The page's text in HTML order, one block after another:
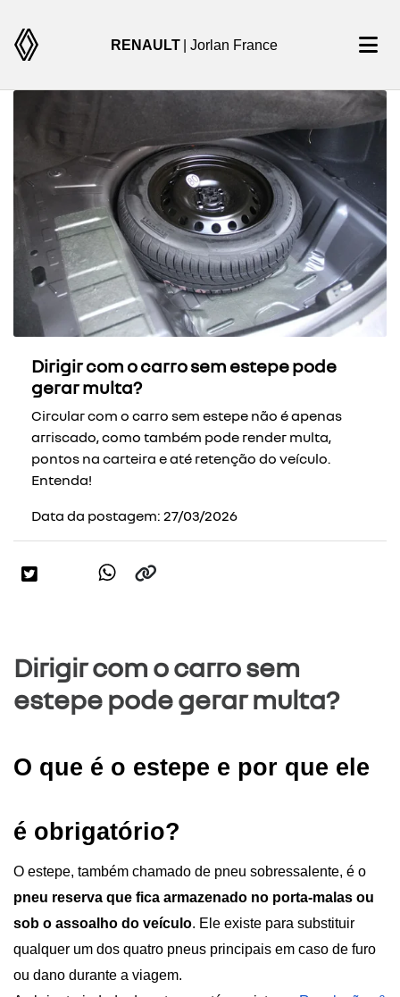
RENAULT | Jorlan France
Dirigir com o carro sem estepe pode
gerar multa?
Circular com o carro sem estepe não é apenas
arriscado, como também pode render multa,
pontos na carteira e até retenção do veículo.
Entenda!
Data da postagem: 27/03/2026
Dirigir com o carro sem
estepe pode gerar multa?
O que é o estepe e por que ele
é obrigatório?
pneu reserva que fica armazenado no porta-malas ou
sob o assoalho do veículo. Ele existe para substituir
qualquer um dos quatro pneus principais em caso de furo
ou dano durante a viagem.